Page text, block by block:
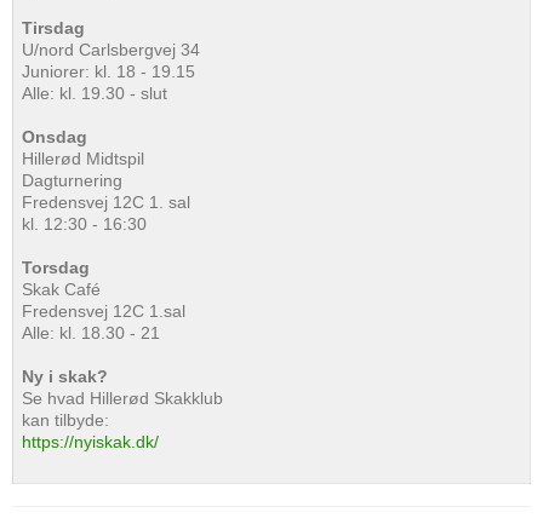
Tirsdag
U/nord Carlsbergvej 34
Juniorer: kl. 18 - 19.15
Alle: kl. 19.30 - slut
Onsdag
Hillerød Midtspil
Dagturnering
Fredensvej 12C 1. sal
kl. 12:30 - 16:30
Torsdag
Skak Café
Fredensvej 12C 1.sal
Alle: kl. 18.30 - 21
Ny i skak?
Se hvad Hillerød Skakklub
kan tilbyde:
https://nyiskak.dk/